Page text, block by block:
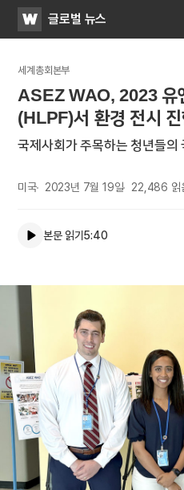
WATV글로벌 뉴스
세계총회본부
ASEZ WAO, 2023 유
(HLPF)서 환경 전시 진
국제사회가 주목하는 청년들의
미국 2023년 7월 19일 22,486 읽
본문 읽기5:40